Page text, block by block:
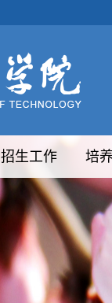
招生工作 培